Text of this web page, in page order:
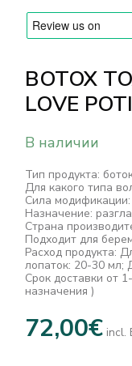
BOTOX
LOVE
В наличии
Тип продукта:
Для какого типа
Сила модификации:
Назначение:
Страна
Подходит для
Расход продукта:
лопаток: 20-30 мл;
Срок доставки от
назначения )
72,00€ incl.